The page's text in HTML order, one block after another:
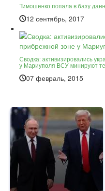
Тимошенко попала в базу
12 сентябрь, 2017
Сводка: активизировались
у Мариуполя ВСУ минируют
07 февраль, 2015